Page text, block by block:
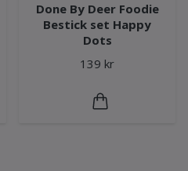
Done By Deer Foodie
Bestick set Happy
Dots
139 kr